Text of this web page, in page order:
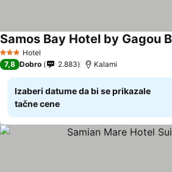
3 Zvezdice
Hotel
Samos Bay Hotel by Gagou
7,8 Dobro 2.883 Kalami
Izaberi datume da bi se prikazale
tačne cene